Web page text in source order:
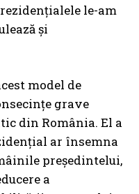
le-am
și
model de
grave
din România. El a
ar însemna
președintelui,
a